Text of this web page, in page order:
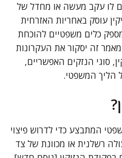
לו עקב מעשה או מחדל של
עוסק באחריות האזרחית
כלים משפטיים להוכחת
מאמר זה יסקור את העקרונות
סוגי הנזקים האפשריים,
הליך המשפטי.
המתבצע כדי לדרוש פיצוי
רשלנית או מכוונת של צד